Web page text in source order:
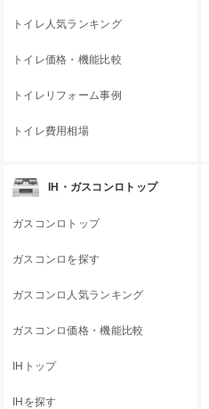
トイレ人気ランキング
トイレ価格・機能比較
トイレリフォーム事例
トイレ費用相場
IH・ガスコンロトップ
ガスコンロトップ
ガスコンロを探す
ガスコンロ人気ランキング
ガスコンロ価格・機能比較
IHトップ
IHを探す